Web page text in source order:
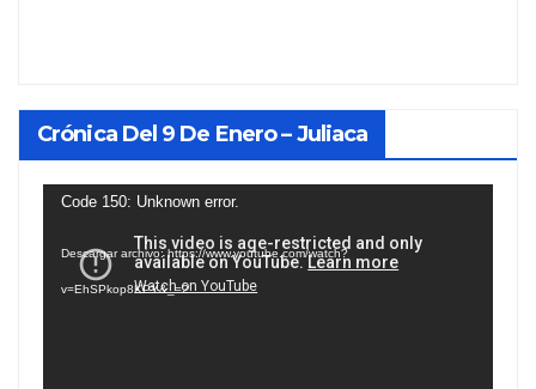
Crónica Del 9 De Enero – Juliaca
Reproductor
vídeo
Code 150: Unknown error.
Descargar archivo: https://www.youtube.com/watch?
v=EhSPkop8KPY&_=2